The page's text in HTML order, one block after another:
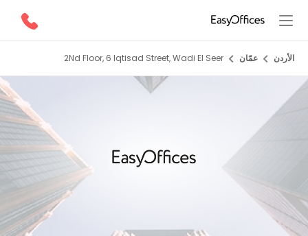
الأردن عمّان 2Nd Floor, 6 Iqtisad Street, Wadi El Seer